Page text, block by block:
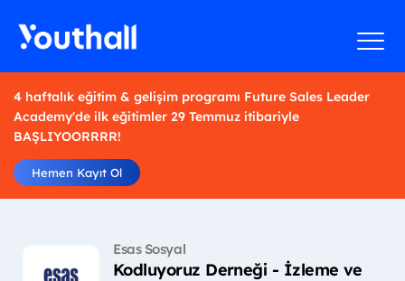
4 haftalık eğitim & gelişim programı Future Sales Leader
Academy'de ilk eğitimler 29 Temmuz itibariyle
BAŞLIYOORRRR!
Hemen Kayıt Ol
Esas Sosyal
Kodluyoruz Derneği - İzleme ve